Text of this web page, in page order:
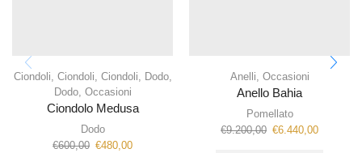
Ciondoli, Ciondoli, Ciondoli, Dodo,
Dodo, Occasioni
Ciondolo Medusa
Dodo
€600,00 €480,00
Anelli, Occasioni
Anello Bahia
Pomellato
€9.200,00 €6.440,00